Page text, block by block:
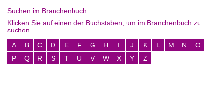
Suchen im Branchenbuch
Klicken Sie auf einen der Buchstaben, um im Branchenbuch zu
suchen.
A
B C D E F G H I J K L M N
O
P
Q R S T U V W X Y Z